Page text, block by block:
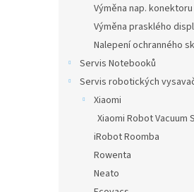
Výměna nap. konektoru
Výměna prasklého
Nalepení ochranného
Servis Notebooků
Servis robotických
Xiaomi
Xiaomi Robot Vacuum
iRobot Roomba
Rowenta
Neato